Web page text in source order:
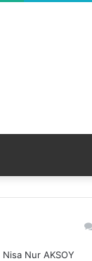
Nisa Nur AKSOY